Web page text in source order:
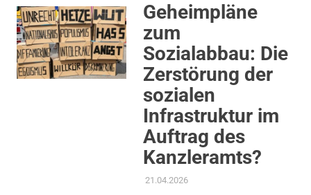
Geheimpläne
zum
Sozialabbau: Die
Zerstörung der
sozialen
Infrastruktur im
Auftrag des
Kanzleramts?
21.04.2026ADMIN
AKTUELLES